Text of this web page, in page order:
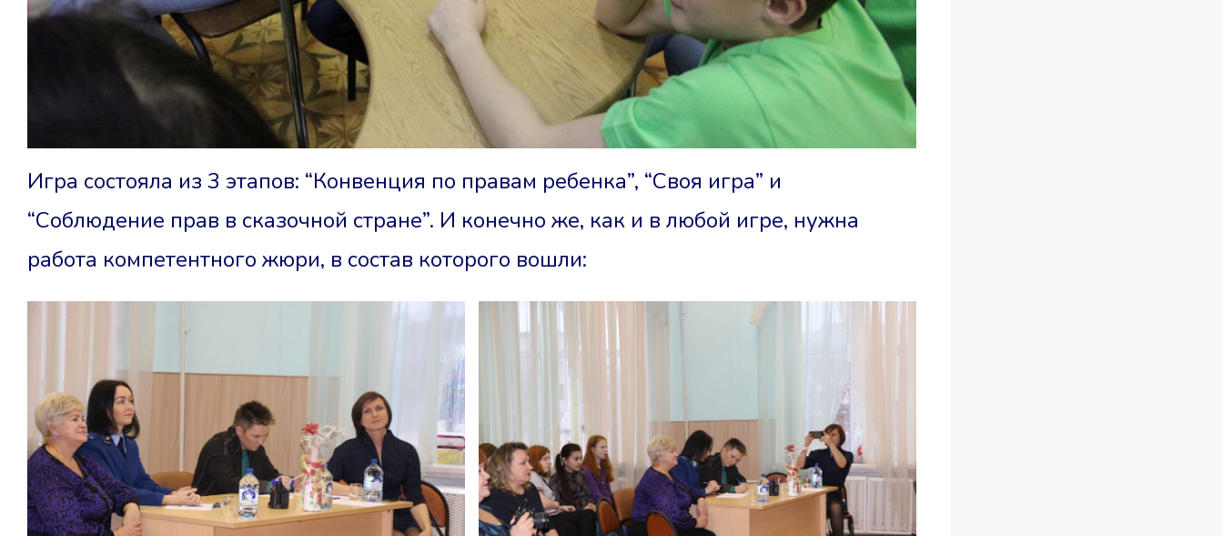
Игра состояла из 3 этапов: “Конвенция по правам ребенка”, “Своя игра” и
“Соблюдение прав в сказочной стране”. И конечно же, как и в любой игре, нужна
работа компетентного жюри, в состав которого вошли: